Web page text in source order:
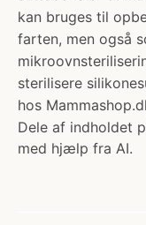
kan bruges til
farten, men også
sterilisere
hos
Dele af indholdet
med hjælp fra AI.